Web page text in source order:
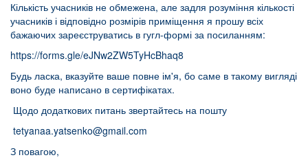
Кількість учасників не обмежена, але задля розуміння кількості
учасників і відповідно розмірів приміщення я прошу всіх
бажаючих зареєструватись в гугл-формі за посиланням:
https://forms.gle/eJNw2ZW5TyHcBhaq8
Будь ласка, вказуйте ваше повне ім'я, бо саме в такому вигляді
воно буде написано в сертифікатах.
Щодо додаткових питань звертайтесь на пошту
tetyanaa.yatsenko@gmail.com
З повагою,